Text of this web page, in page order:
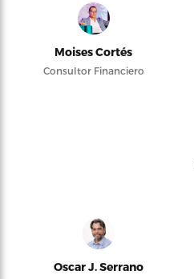
Moises Cortés
Consultor Financiero
Oscar J. Serrano